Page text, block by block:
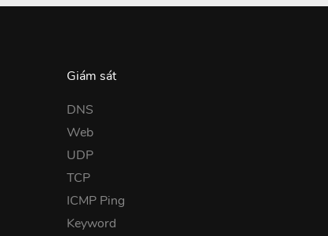
Giám sát
DNS
Web
UDP
TCP
ICMP Ping
Keyword